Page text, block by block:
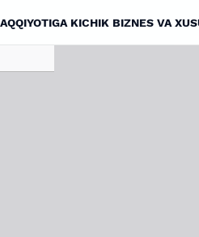
KICHIK BIZNES VA